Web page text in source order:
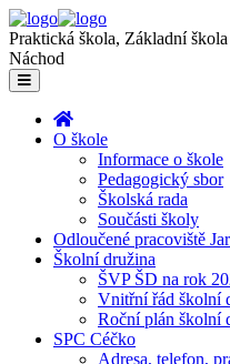
Praktická škola, Základní
Náchod
O škole
Informace o škole
Pedagogický sbor
Školská rada
Součásti školy
Odloučené pracoviště
Školní družina
ŠVP ŠD na rok
Vnitřní řád školní
Roční plán školní
SPC Céčko
Adresa, telefon,